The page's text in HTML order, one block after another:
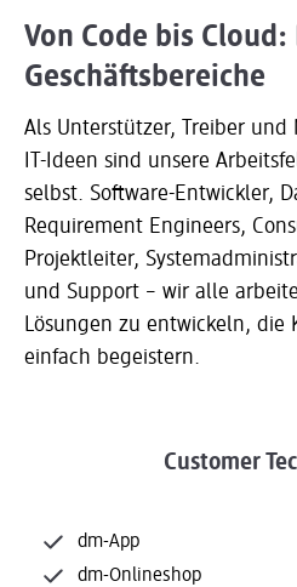
Von Code bis
Geschäftsbereiche
Als Unterstützer, Treiber
IT-Ideen sind unsere
selbst. Software-Entwickler,
Requirement Engineers,
Projektleiter,
und Support – wir alle
Lösungen zu entwickeln,
einfach begeistern.
Customer
dm-App
dm-Onlineshop